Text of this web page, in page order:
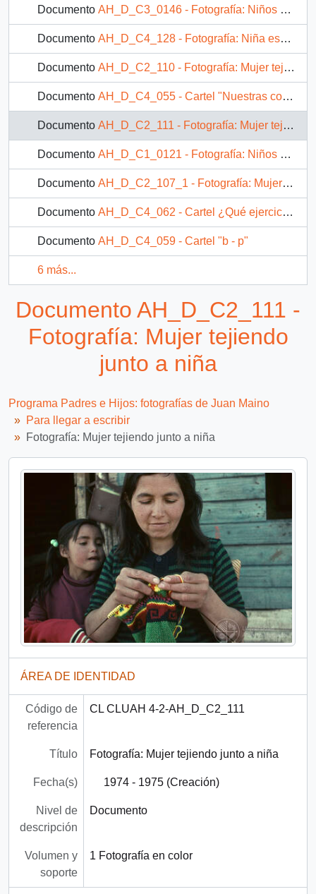
Documento AH_D_C3_0146 - Fotografía: Niños en la escuela
Documento AH_D_C4_128 - Fotografía: Niña escribiendo
Documento AH_D_C2_110 - Fotografía: Mujer tejiendo junto a niña
Documento AH_D_C4_055 - Cartel "Nuestras conclusiones finales"
Documento AH_D_C2_111 - Fotografía: Mujer tejiendo junto a niña
Documento AH_D_C1_0121 - Fotografía: Niños escribiendo en un cuaderno
Documento AH_D_C2_107_1 - Fotografía: Mujer junto a dos niñas pequeñas escribiendo
Documento AH_D_C4_062 - Cartel ¿Qué ejercicios ayudan a soltar la mano?
Documento AH_D_C4_059 - Cartel "b - p"
6 más...
Documento AH_D_C2_111 -
Fotografía: Mujer tejiendo
junto a niña
Programa Padres e Hijos: fotografías de Juan Maino
Para llegar a escribir
Fotografía: Mujer tejiendo junto a niña
ÁREA DE IDENTIDAD
Código de
referencia
CL CLUAH 4-2-AH_D_C2_111
Título Fotografía: Mujer tejiendo junto a niña
Fecha(s) 1974 - 1975 (Creación)
Nivel de
descripción
Documento
Volumen y
soporte
1 Fotografía en color